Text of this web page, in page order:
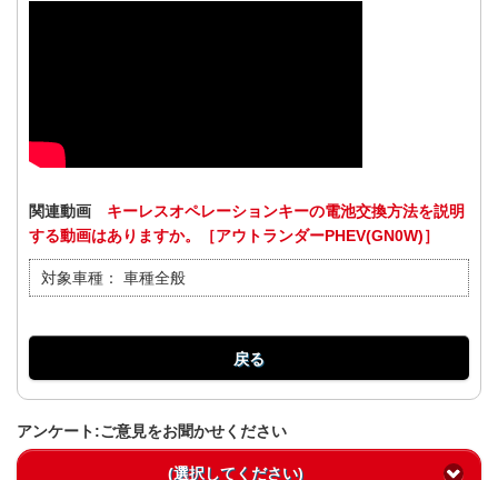
関連動画 キーレスオペレーションキーの電池交換方法を説明
する動画はありますか。［アウトランダーPHEV(GN0W)］
対象車種： 車種全般
戻る
アンケート:ご意見をお聞かせください
(選択してください)